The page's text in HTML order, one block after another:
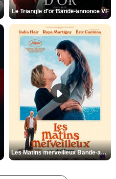
Le Triangle d'or Bande-annonce VF
Les Matins merveilleux Bande-annonce VF